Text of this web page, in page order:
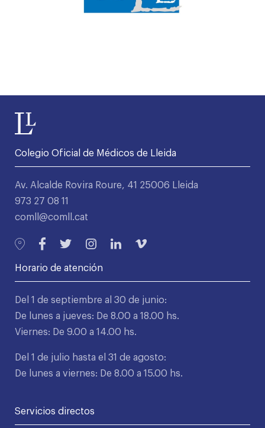
Colegio Oficial de Médicos de Lleida
Av. Alcalde Rovira Roure, 41 25006 Lleida
973 27 08 11
comll@comll.cat
Horario de atención
Del 1 de septiembre al 30 de junio:
De lunes a jueves: De 8.00 a 18.00 hs.
Viernes: De 9.00 a 14.00 hs.
Del 1 de julio hasta el 31 de agosto:
De lunes a viernes: De 8.00 a 15.00 hs.
Servicios directos